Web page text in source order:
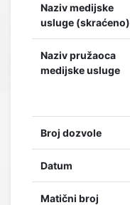
Naziv medijske
usluge (skraćeno)
Naziv pružaoca
medijske usluge
Broj dozvole
Datum
Matični broj